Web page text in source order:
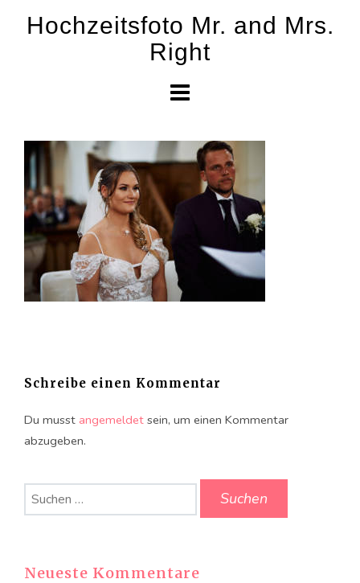
Hochzeitsfoto Mr. and Mrs.
Right
Schreibe einen Kommentar
Du musst angemeldet sein, um einen Kommentar
abzugeben.
Suchen
nach:
Neueste Kommentare